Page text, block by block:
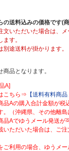
の送料込みの価格です(
いただいた場合は、
ます。
途送料が掛かります。
品となります。
A]
こちら⇒ 【送料有料商品
品Aの購入合計金額が
。（沖縄県、その他離島
品Aでゆうメール発送
いただいた場合は、ご
ご利用の場合、ゆうメ